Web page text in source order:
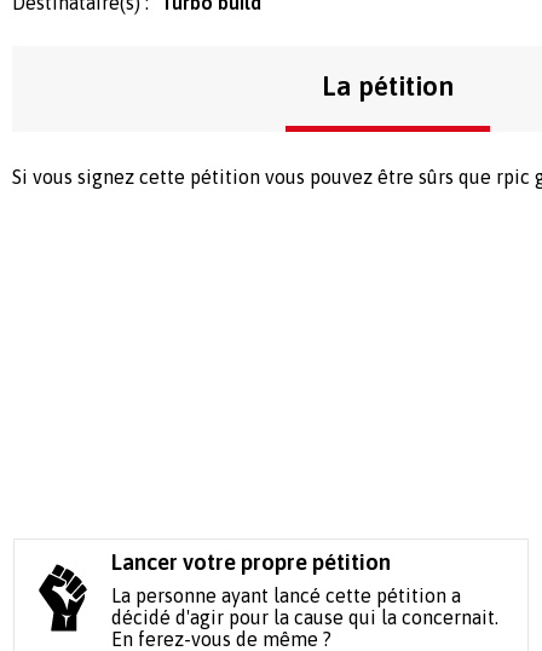
La pétition
Si vous signez cette pétition vous pouvez être sûrs que rpic
Lancer votre propre pétition
La personne ayant lancé cette pétition a
décidé d'agir pour la cause qui la concernait.
En ferez-vous de même ?